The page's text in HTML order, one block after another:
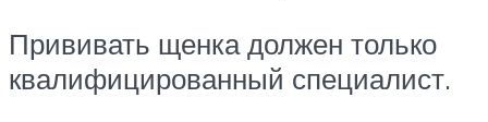
Прививать щенка должен только
квалифицированный специалист.